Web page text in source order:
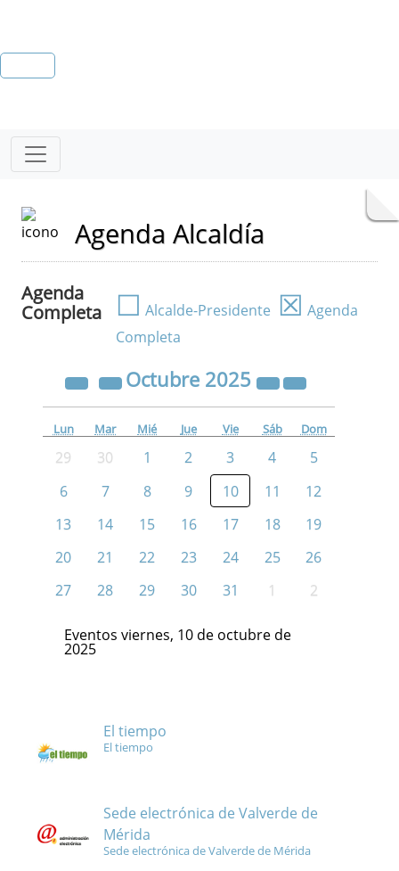
Agenda Alcaldía
Agenda
Completa
☐ Alcalde-Presidente ☒ Agenda
Completa
Octubre 2025
Lun Mar Mié Jue Vie Sáb Dom
29 30 1 2 3 4
5
6
7 8 9 10 11
12
13
14 15 16 17 18
19
20
21 22 23 24 25
26
27
28 29 30 31 1 2
Eventos viernes, 10 de octubre de
2025
El tiempo
El tiempo
Sede electrónica de Valverde de
Mérida
Sede electrónica de Valverde de Mérida